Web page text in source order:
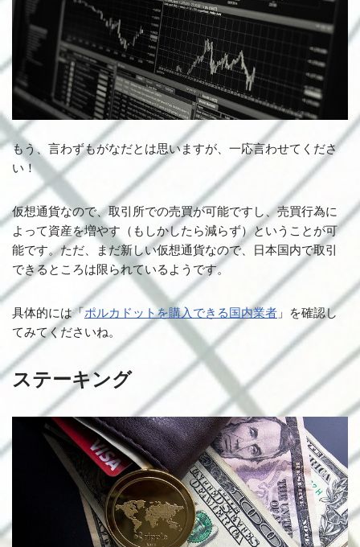
もう、言わずもがなだとは思いますが、一応言わせてくださ
い！
仮想通貨なので、取引所での売買が可能ですし、売買行為に
よって資産を増やす（もしかしたら減らず）ということが可
能です。ただ、まだ新しい仮想通貨なので、日本国内で取引
できるところは限られているようです。
具体的には「ポルカドットを購入できる国内業者 」を確認し
てみてくださいね。
ステーキング